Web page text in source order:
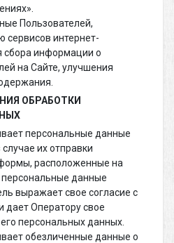
Пользователей,
интернет-
сбора информации о
на Сайте, улучшения
ОБРАБОТКИ
персональные данные
их отправки
расположенные на
данные
выражает свое согласие с
дает Оператору свое
персональных данных.
обезличенные данные о